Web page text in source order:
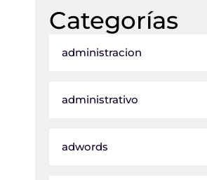
Categorías
administracion
administrativo
adwords